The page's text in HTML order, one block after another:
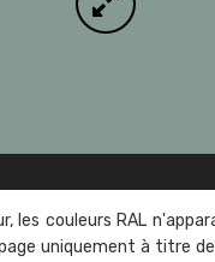
les couleurs RAL
uniquement à titre